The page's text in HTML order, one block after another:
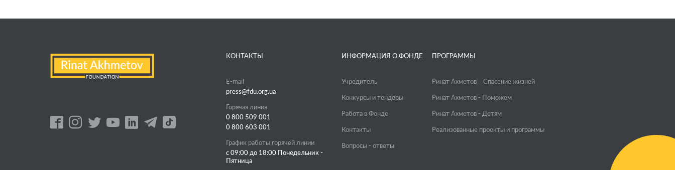
КОНТАКТЫ
E-mail
press@fdu.org.ua
Горячая линия
0 800 509 001
0 800 603 001
График работы горячей линии
с 09:00 до 18:00 Понедельник -
Пятница
ИНФОРМАЦИЯ О ФОНДЕ
Учредитель
Конкурсы и тендеры
Работа в Фонде
Контакты
Вопросы - ответы
ПРОГРАММЫ
Ринат Ахметов – Спасение жизней
Ринат Ахметов - Поможем
Ринат Ахметов - Детям
Реализованные проекты и программы